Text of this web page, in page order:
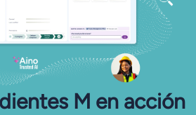
M en acción